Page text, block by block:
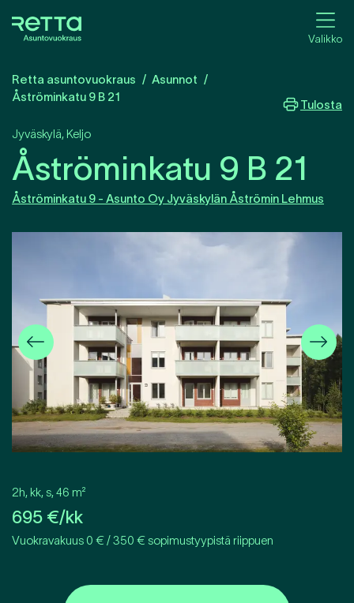
Valikko
Retta asuntovuokraus
Asunnot
Åströminkatu 9 B 21
Tulosta
Jyväskylä, Keljo
Åströminkatu 9 B 21
Åströminkatu 9 - Asunto Oy Jyväskylän Åströmin Lehmus
2h, kk, s,46 m²
695 €/kk
Vuokravakuus 0 € / 350 € sopimustyypistä riippuen